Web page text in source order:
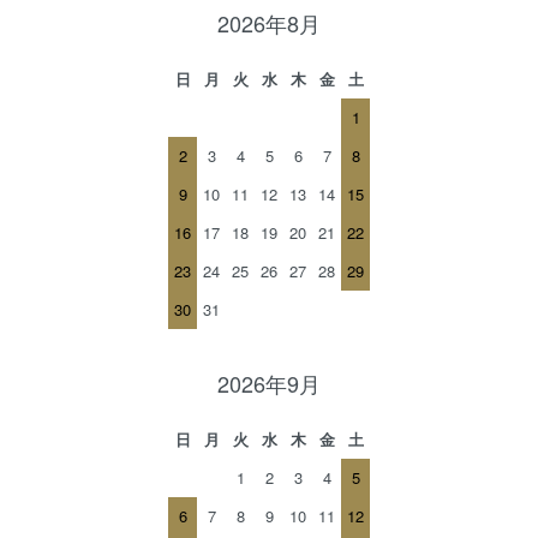
2026年8月
日 月 火 水 木 金
土
1
2
3 4 5 6 7
8
9
10 11 12 13 14 15
16 17 18 19 20 21
22
23 24 25 26 27 28 29
30 31
2026年9月
日 月 火 水 木 金
土
1
2 3 4
5
6
7 8 9 10 11
12